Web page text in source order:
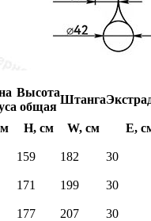
Высота
общая
Штанга
H, см W, см E,
159 182 30
171 199 30
177 207 30